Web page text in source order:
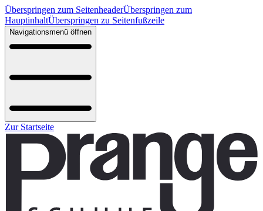
Überspringen zum SeitenheaderÜberspringen zum
HauptinhaltÜberspringen zu Seitenfußzeile
Navigationsmenü öffnen
Zur Startseite